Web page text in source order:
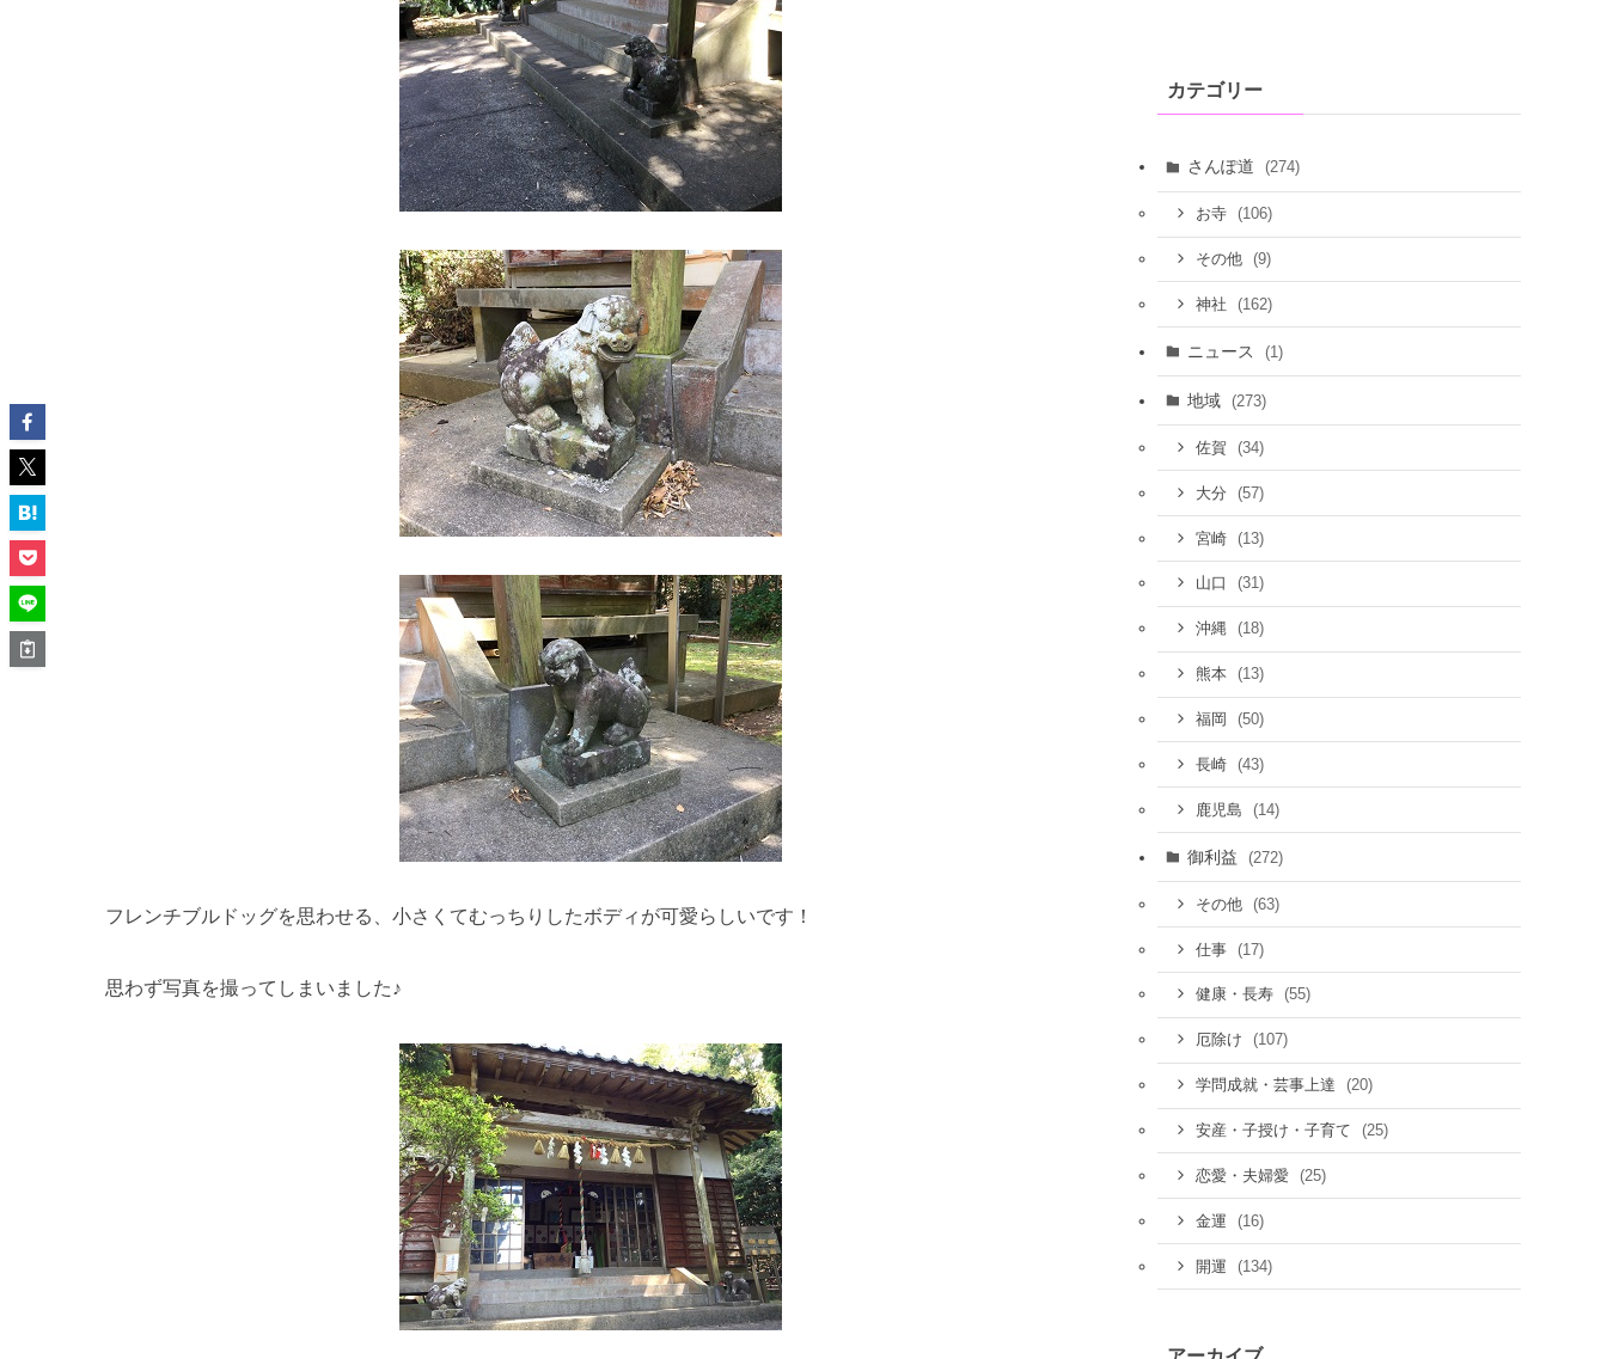
フレンチブルドッグを思わせる、小さくてむっちりしたボディが可愛らしいです！
思わず写真を撮ってしまいました♪
カテゴリー
さんぽ道 (274)
お寺 (106)
その他 (9)
神社 (162)
ニュース (1)
地域 (273)
佐賀 (34)
大分 (57)
宮崎 (13)
山口 (31)
沖縄 (18)
熊本 (13)
福岡 (50)
長崎 (43)
鹿児島 (14)
御利益 (272)
その他 (63)
仕事 (17)
健康・長寿 (55)
厄除け (107)
学問成就・芸事上達 (20)
安産・子授け・子育て (25)
恋愛・夫婦愛 (25)
金運 (16)
開運 (134)